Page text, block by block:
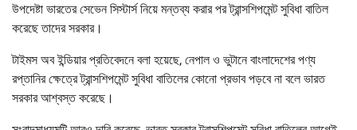
উপদেষ্টা ভারতের সেভেন সিস্টার্স নিয়ে মন্তব্য করার পর ট্রান্সশিপমেন্ট সুবিধা বাতিল
করেছে তাদের সরকার।
টাইমস অব ইন্ডিয়ার প্রতিবেদনে বলা হয়েছে, নেপাল ও ভুটানে বাংলাদেশের পণ্য
রপ্তানির ক্ষেত্রে ট্রান্সশিপমেন্ট সুবিধা বাতিলের কোনো প্রভাব পড়বে না বলে ভারত
সরকার আশ্বস্ত করেছে।